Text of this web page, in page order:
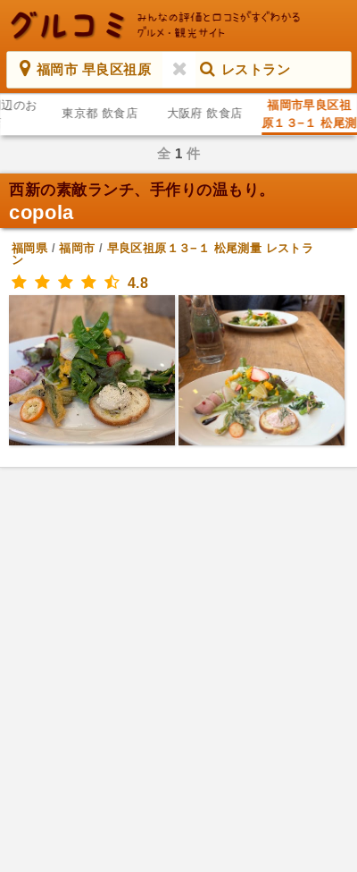
福岡市 早良区祖原 レストラン
のお
東京都 飲食店 大阪府 飲食店
福岡市早良区祖
原１３−１ 松尾測
量 レストラン
全 1 件
西新の素敵ランチ、手作りの温もり。
copola
福岡県/福岡市 / 早良区祖原１３−１ 松尾測量 レストラ
ン
4.8